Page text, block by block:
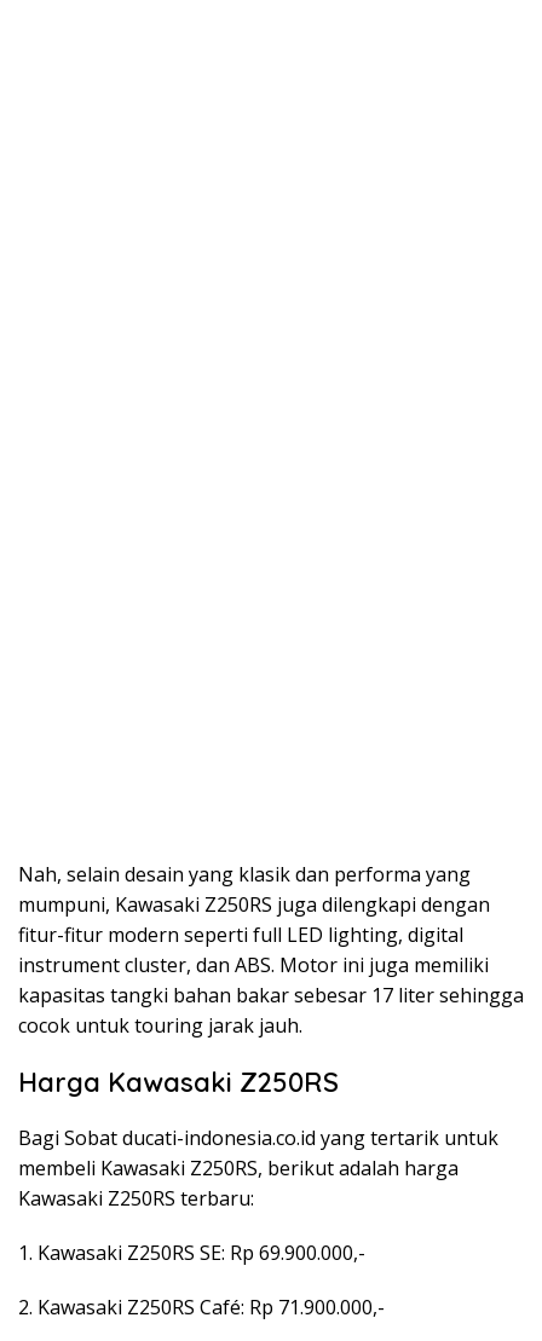
Nah, selain desain yang klasik dan performa yang
mumpuni, Kawasaki Z250RS juga dilengkapi dengan
fitur-fitur modern seperti full LED lighting, digital
instrument cluster, dan ABS. Motor ini juga memiliki
kapasitas tangki bahan bakar sebesar 17 liter sehingga
cocok untuk touring jarak jauh.
Harga Kawasaki Z250RS
Bagi Sobat ducati-indonesia.co.id yang tertarik untuk
membeli Kawasaki Z250RS, berikut adalah harga
Kawasaki Z250RS terbaru:
1. Kawasaki Z250RS SE: Rp 69.900.000,-
2. Kawasaki Z250RS Café: Rp 71.900.000,-